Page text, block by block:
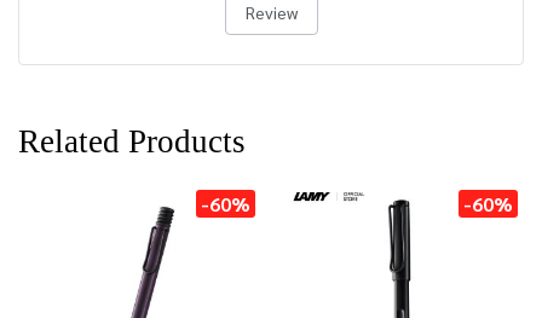
Review
Related Products
-60% -60%